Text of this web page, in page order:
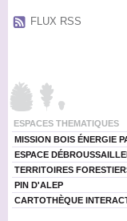
FLUX RSS
ESPACES THEMATIQUES
MISSION BOIS ÉNERGIE
ESPACE
TERRITOIRES
PIN D'ALEP
CARTOTHÈQUE